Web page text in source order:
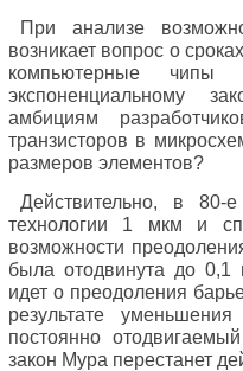
При анализе
возникает вопрос о
компьютерные чипы
экспоненциальному
амбициям
транзисторов в
размеров элементов?
Действительно, в 80-
технологии 1 мкм и
возможности
была отодвинута до
идет о преодоления
результате
постоянно
закон Мура перестанет